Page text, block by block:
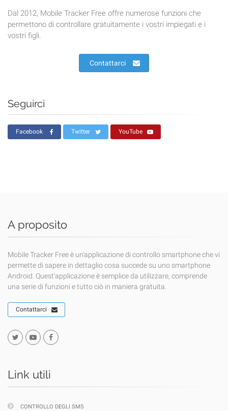
Dal 2012, Mobile Tracker Free offre numerose funzioni che
permettono di controllare gratuitamente i vostri impiegati e i
vostri figli.
Contattarci
Seguirci
Facebook Twitter YouTube
A proposito
Mobile Tracker Free è un'applicazione di controllo smartphone che vi
permette di sapere in dettaglio cosa succede su uno smartphone
Android. Quest'applicazione è semplice da utilizzare, comprende
una serie di funzioni e tutto ciò in maniera gratuita.
Contattarci
Link utili
CONTROLLO DEGLI SMS